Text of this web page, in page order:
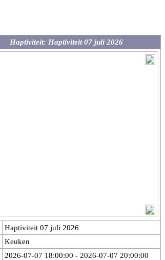
Haptiviteit: Haptiviteit 07 juli 2026
Haptiviteit 07 juli 2026
Keuken
2026-07-07 18:00:00 - 2026-07-07 20:00:00